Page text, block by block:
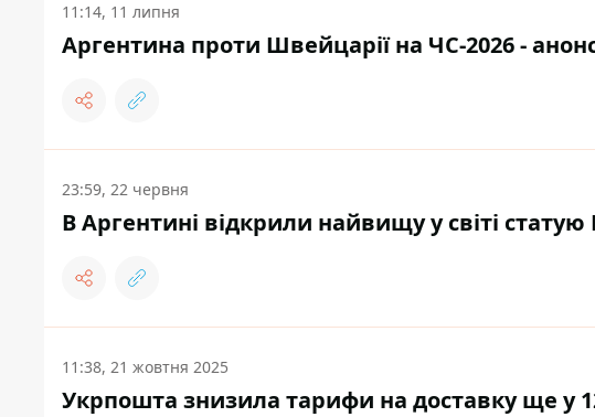
11:14, 11 липня
Аргентина проти Швейцарії на ЧС-2026 -
23:59, 22 червня
В Аргентині відкрили найвищу у світі
11:38, 21 жовтня 2025
Укрпошта знизила тарифи на доставку ще у